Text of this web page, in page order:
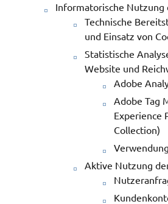
Informatorische Nutzung
Technische
und Einsatz von
Statistische
Website und
Adobe
Adobe Tag
Experience
Collection)
Aktive Nutzung